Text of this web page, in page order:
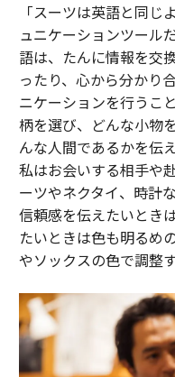
「スーツは英語と同じ
ュニケーションツール
語は、たんに情報を交
ったり、心から分かり
ニケーションを行うこ
柄を選び、どんな小物
んな人間であるかを伝
私はお会いする相手や
ーツやネクタイ、時計
信頼感を伝えたいとき
たいときは色も明るめ
やソックスの色で調整